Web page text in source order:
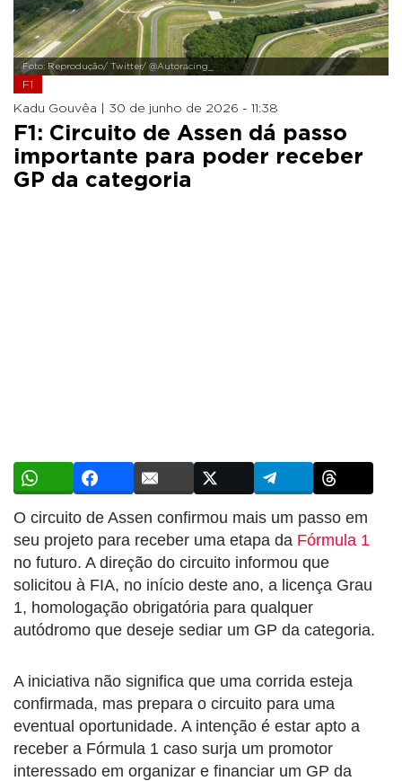
Foto: Reprodução/ Twitter/ @Autoracing_
F1
Kadu Gouvêa | 30 de junho de 2026 - 11:38
F1: Circuito de Assen dá passo
importante para poder receber
GP da categoria
O circuito de Assen confirmou mais um passo em
seu projeto para receber uma etapa da Fórmula 1
no futuro. A direção do circuito informou que
solicitou à FIA, no início deste ano, a licença Grau
1, homologação obrigatória para qualquer
autódromo que deseje sediar um GP da categoria.
A iniciativa não significa que uma corrida esteja
confirmada, mas prepara o circuito para uma
eventual oportunidade. A intenção é estar apto a
receber a Fórmula 1 caso surja um promotor
interessado em organizar e financiar um GP da